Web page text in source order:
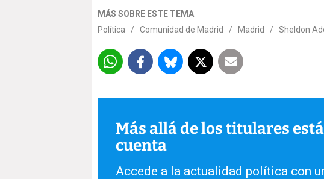
MÁS SOBRE ESTE TEMA
Política
/ Comunidad de Madrid / Madrid / Sheldon
Más allá de los titulares
cuenta
Accede a la actualidad política con